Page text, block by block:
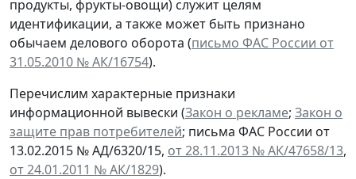
продукты, фрукты-овощи) служит целям
идентификации, а также может быть признано
обычаем делового оборота (письмо ФАС России от
31.05.2010 № АК/16754).
Перечислим характерные признаки
информационной вывески (Закон о рекламе; Закон о
защите прав потребителей; письма ФАС России от
13.02.2015 № АД/6320/15, от 28.11.2013 № АК/47658/13,
от 24.01.2011 № АК/1829).